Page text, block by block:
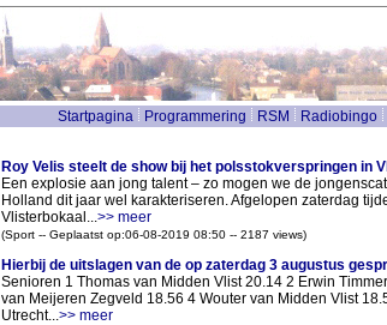
Startpagina Programmering RSM Radiobingo
Roy Velis steelt de show bij het polsstokverspringen in
Een explosie aan jong talent – zo mogen we de
Holland dit jaar wel karakteriseren. Afgelopen zaterdag
Vlisterbokaal...>> meer
(Sport -- Geplaatst op:06-08-2019 08:50 -- 2187 views)
Hierbij de uitslagen van de op zaterdag 3 augustus
Senioren 1 Thomas van Midden Vlist 20.14 2 Erwin
van Meijeren Zegveld 18.56 4 Wouter van Midden Vlist
Utrecht...>> meer